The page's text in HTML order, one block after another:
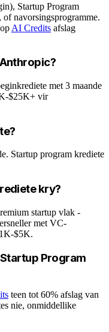
Startup Program
navorsingsprogramme.
AI Credits afslag
met 3 maande
$25K+ vir
Startup program krediete
kry?
startup vlak -
met VC-
$5K.
Program
teen tot 60% afslag van
nie, onmiddellike